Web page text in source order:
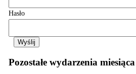
Hasło
Pozostałe wydarzenia miesiąca